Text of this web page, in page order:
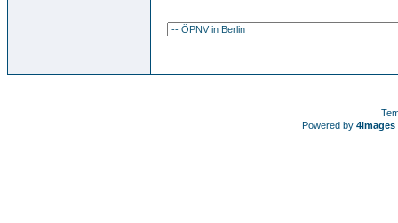
Powered by 4images